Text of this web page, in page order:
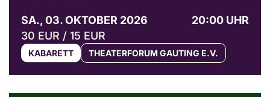
SA., 03. OKTOBER 2026
20:00 UHR
30 EUR / 15 EUR
KABARETT THEATERFORUM GAUTING E.V.